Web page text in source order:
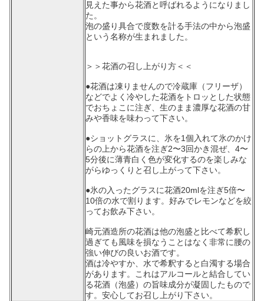
見えた事から花酒と呼ばれるようになりまし
た。
泡の盛り具合で度数を計る手法の中から泡盛
という名称が生まれました。
＞＞花酒の召し上がり方＜＜
●花酒は凍りませんので冷蔵庫（フリーザ）
などでよく冷やした花酒をトロッとした状態
でおちょこに注ぎ、生のまま濃厚な花酒の甘
みや香味を味わって下さい。
●ショットグラスに、氷を1個入れて氷のかけ
らの上から花酒を注ぎ2〜3回かき混ぜ、4〜
5分後に薄青白く色が変化するのを楽しみな
がらゆっくりと召し上がって下さい。
●氷の入ったグラスに花酒20mlを注ぎ5倍〜
10倍の水で割ります。好みでレモンなどを絞
ってお飲み下さい。
崎元酒造所の花酒は他の泡盛と比べて希釈し
過ぎても風味を損なうことはなく非常に腰の
強い伸びの良いお酒です。
酒は冷やすか、水で希釈すると白濁する場合
があります。これはアルコールと結合してい
る花酒（泡盛）の旨味成分が凝固したもので
す。安心してお召し上がり下さい。